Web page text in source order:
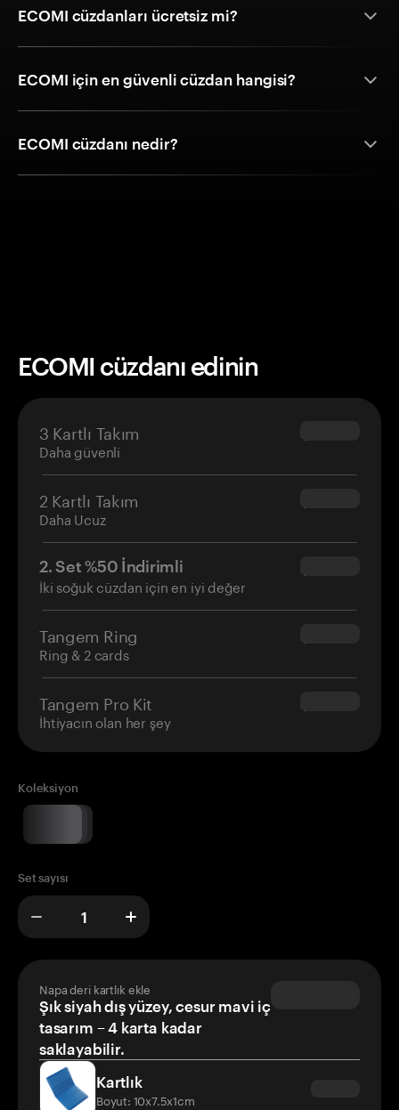
ECOMI cüzdanları ücretsiz mi?
ECOMI için en güvenli cüzdan hangisi?
ECOMI cüzdanı nedir?
ECOMI cüzdanı edinin
3 Kartlı Takım
Daha güvenli
$69.90
2 Kartlı Takım
Daha Ucuz
$54.90
2. Set %50 İndirimli
İki soğuk cüzdan için en iyi değer
$34.95
Tangem Ring
Ring & 2 cards
$160.00
Tangem Pro Kit
İhtiyacın olan her şey
$180.00
Koleksiyon
Set sayısı
Napa deri kartlık ekle
Şık siyah dış yüzey, cesur mavi iç
tasarım – 4 karta kadar
saklayabilir.
Kartlık
Boyut: 10x7.5x1cm